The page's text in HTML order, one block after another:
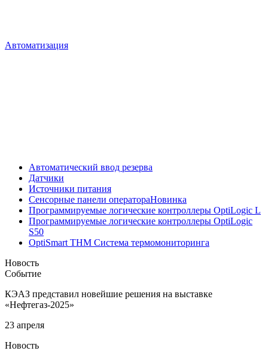
Автоматизация
Автоматический ввод резерва
Датчики
Источники питания
Сенсорные панели оператораНовинка
Программируемые логические контроллеры OptiLogic L
Программируемые логические контроллеры OptiLogic
S50
OptiSmart THM Система термомониторинга
Новость
Событие
КЭАЗ представил новейшие решения на выставке
«Нефтегаз-2025»
23 апреля
Новость